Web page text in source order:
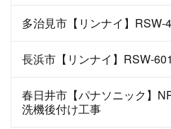
多治見市【リンナイ】
長浜市【リンナイ】RSW-
春日井市【パナソニック】
洗機後付け工事